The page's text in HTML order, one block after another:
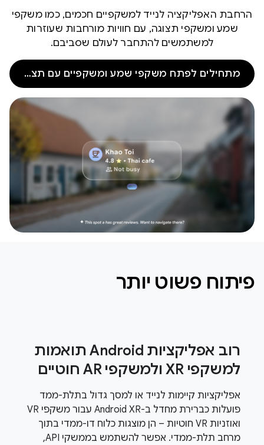
הרחבת האפליקציה לנייד למשקפיים חכמים, כמו משקפי
שמע ומשקפי תצוגה, עם חוויות מורחבות שעוזרות
למשתמשים להתחבר לעולם שסביבם.
מתחילים לפתח משקפי שמע ומשקפיים עם תצוגה
פיתוח פשוט יותר
רוב אפליקציות Android תואמות
למשקפי XR ולמשקפי AR חוטיים
אפליקציות קיימות לנייד או למסך גדול בתלת-ממד
פועלות כברירת מחדל ב-Android XR עבור משקפי VR
ואוזניות VR חוטיות – הן מוצגות כלוח דו-ממדי בתוך
מרחב תלת-ממדי. אפשר להשתמש בממשקי API,